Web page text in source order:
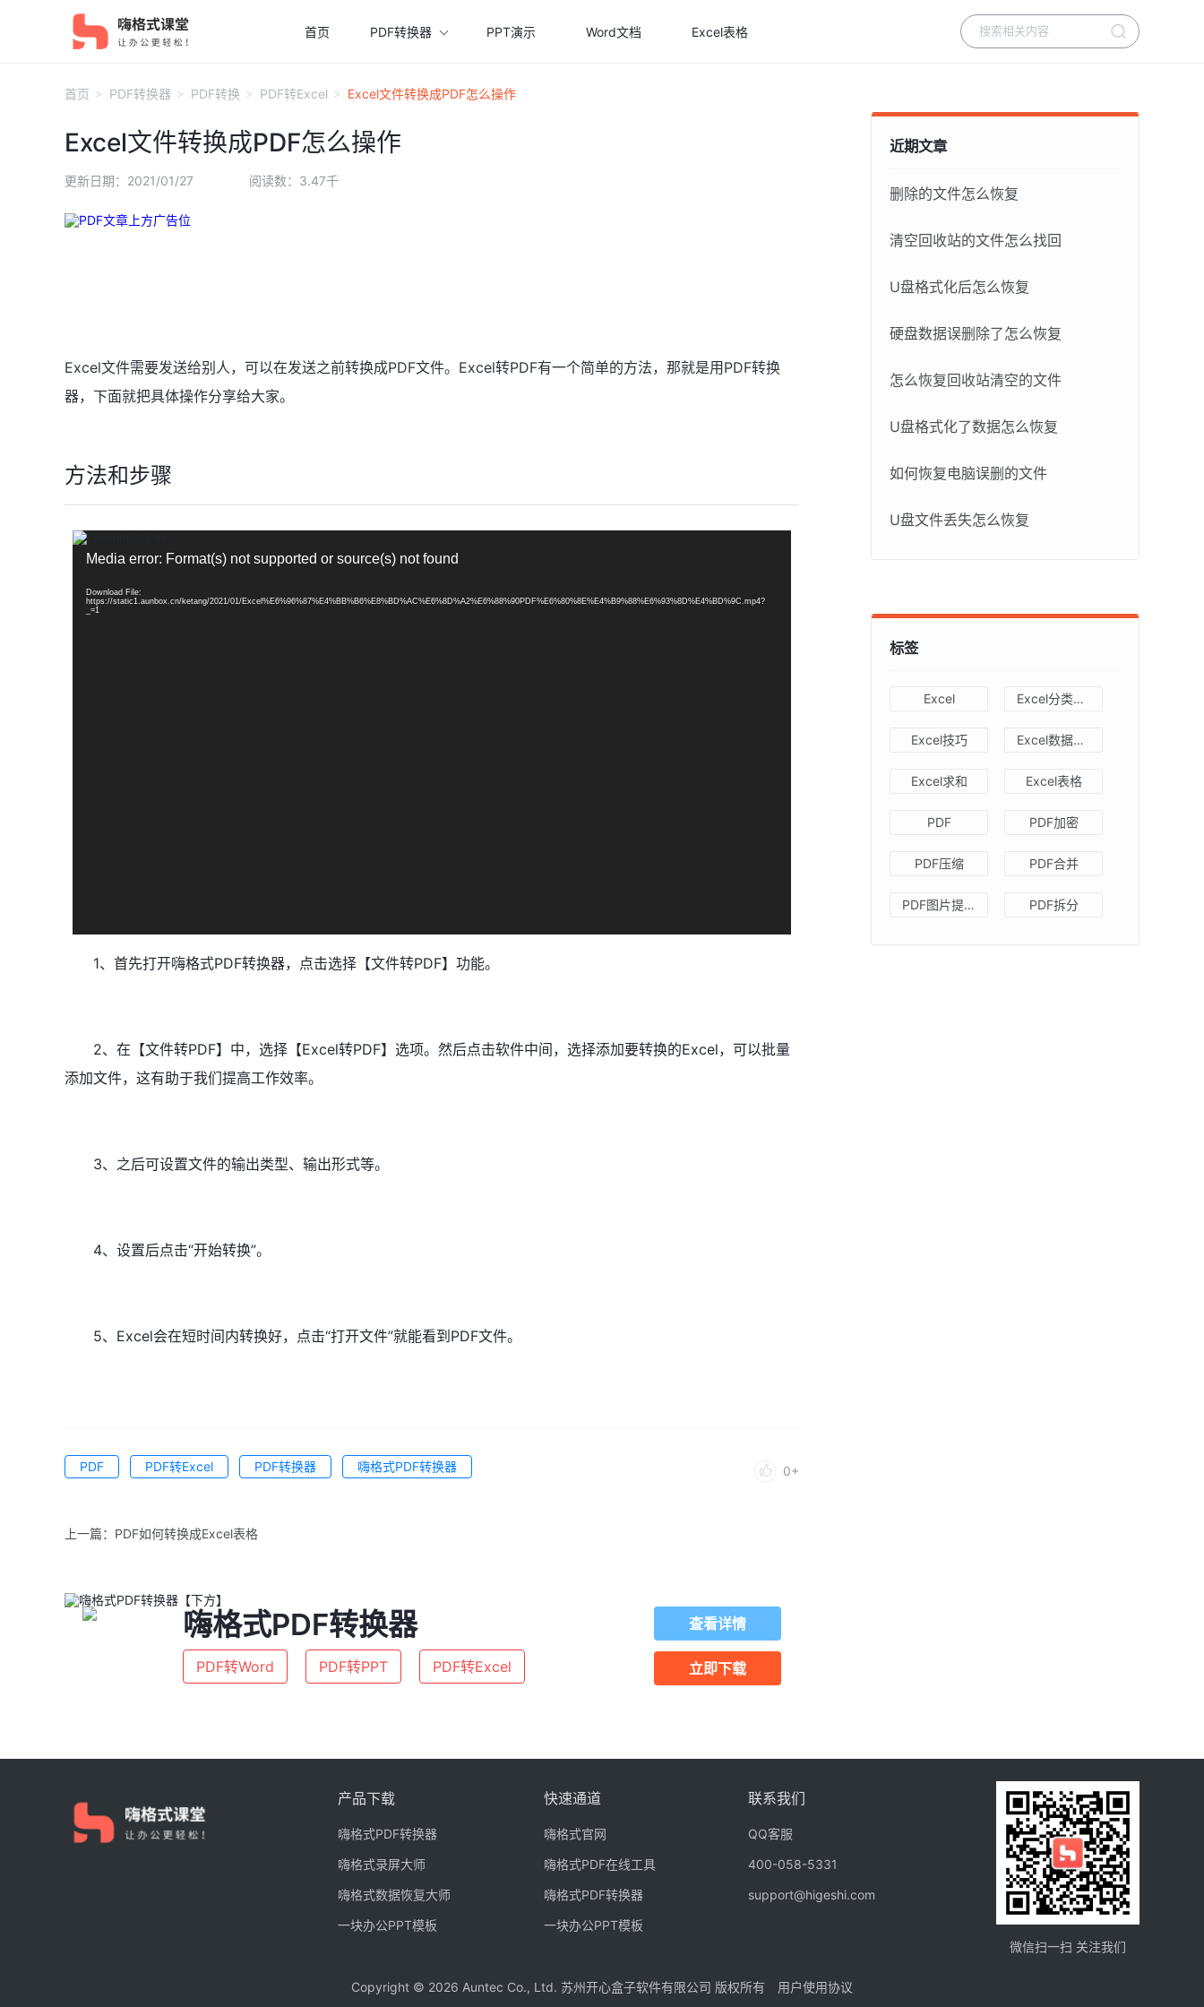
首页 PDF转换器 PPT演示 Word文档 Excel表格
首页 PDF转换器 PDF转换 PDF转Excel Excel文件转换成PDF怎么操作
Excel文件转换成PDF怎么操作
更新日期：2021/01/27 阅读数：3.47千
Excel文件需要发送给别人，可以在发送之前转换成PDF文件。Excel转PDF有一个简单的方法，那就是用PDF转换
器，下面就把具体操作分享给大家。
方法和步骤
视
Media error: Format(s) not supported or source(s) not found
Download File:
https://static1.aunbox.cn/ketang/2021/01/Excel%E6%96%87%E4%BB%B6%E8%BD%AC%E6%8D%A2%E6%88%90PDF%E6%80%8E%E4%B9%88%E6%93%8D%E4%BD%9C.mp4?
_=1
1、首先打开嗨格式PDF转换器，点击选择【文件转PDF】功能。
2、在【文件转PDF】中，选择【Excel转PDF】选项。然后点击软件中间，选择添加要转换的Excel，可以批量
添加文件，这有助于我们提高工作效率。
3、之后可设置文件的输出类型、输出形式等。
4、设置后点击“开始转换”。
5、Excel会在短时间内转换好，点击“打开文件”就能看到PDF文件。
PDF PDF转Excel PDF转换器 嗨格式PDF转换器 0+
上一篇： PDF如何转换成Excel表格
嗨格式PDF转换器
PDF转Word PDF转PPT PDF转Excel
查看详情
立即下载
近期文章
删除的文件怎么恢复
清空回收站的文件怎么找回
U盘格式化后怎么恢复
硬盘数据误删除了怎么恢复
怎么恢复回收站清空的文件
U盘格式化了数据怎么恢复
如何恢复电脑误删的文件
U盘文件丢失怎么恢复
标签
Excel Excel分类汇总
Excel技巧 Excel数据透视表
Excel求和 Excel表格
PDF PDF加密
PDF压缩 PDF合并
PDF图片提取 PDF拆分
产品下载
嗨格式PDF转换器
嗨格式录屏大师
嗨格式数据恢复大师
一块办公PPT模板
快速通道
嗨格式官网
嗨格式PDF在线工具
嗨格式PDF转换器
一块办公PPT模板
联系我们
QQ客服
400-058-5331
support@higeshi.com
微信扫一扫 关注我们
Copyright © 2026 Auntec Co., Ltd. 苏州开心盒子软件有限公司 版权所有 用户使用协议